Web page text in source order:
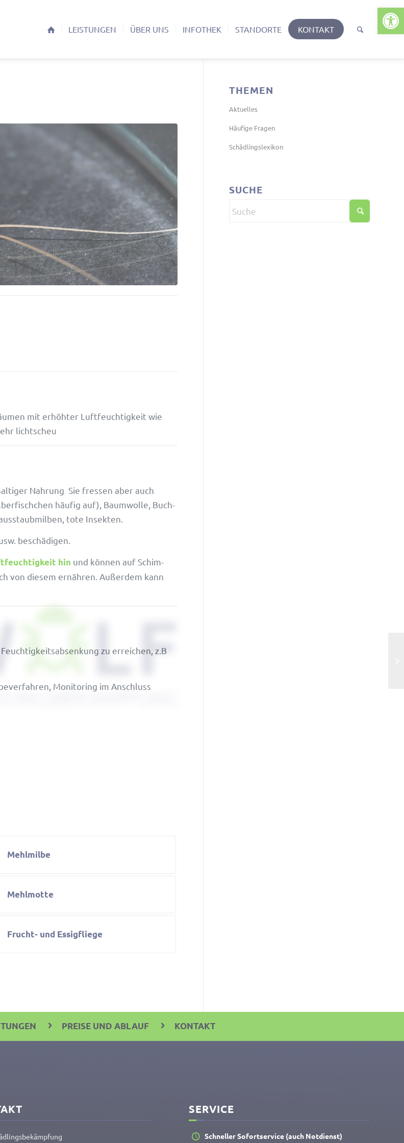
LEISTUNGEN ÜBER UNS INFOTHEK STANDORTE KONTAKT
mit erhöhter Luft­feuch­tig­keit wie
lichtscheu
Nahrung Sie fressen aber auch
häufig auf), Baum­wolle, Buch­
tote Insekten.
beschädigen.
hin und können auf Schim­
von diesem ernähren. Außerdem kann
zu errei­chen, z.B
Moni­to­ring im Anschluss
Mehlmilbe
Mehlmotte
Frucht- und Essigfliege
THEMEN
Aktuelles
Häufige Fragen
Schädlingslexikon
SUCHE
PREISE UND ABLAUF KONTAKT
SERVICE
Schneller Sofort­ser­vice (auch Notdienst)